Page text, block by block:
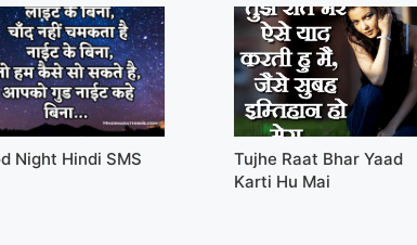
Night Hindi SMS
Tujhe Raat Bhar Yaad
Karti Hu Mai